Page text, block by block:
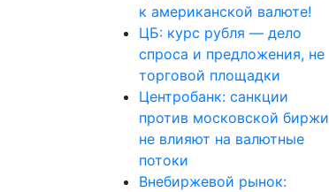
к американской валюте!
ЦБ: курс рубля — дело
спроса и предложения, не
торговой площадки
Центробанк: санкции
против московской биржи
не влияют на валютные
потоки
Внебиржевой рынок: